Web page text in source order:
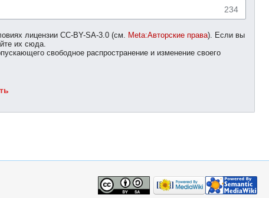
234
лицензии CC-BY-SA-3.0 (см. Meta:Авторские права). Если вы
их сюда.
свободное распространение и изменение своего